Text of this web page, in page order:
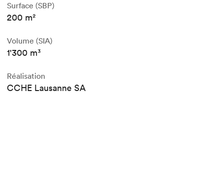
Surface (SBP)
200 m²
Volume (SIA)
1'300 m³
Réalisation
CCHE Lausanne SA